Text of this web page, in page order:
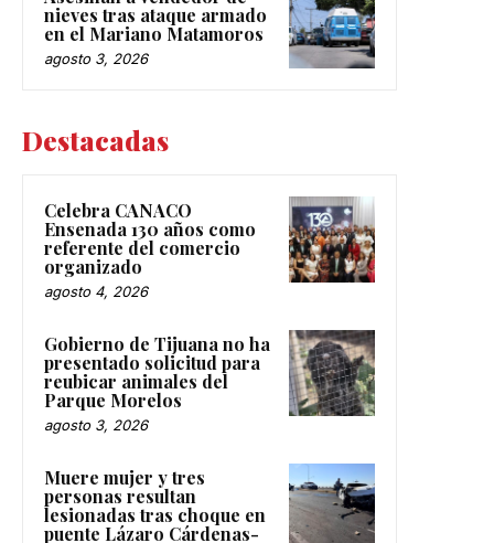
nieves tras ataque armado
en el Mariano Matamoros
agosto 3, 2026
Destacadas
Celebra CANACO
Ensenada 130 años como
referente del comercio
organizado
agosto 4, 2026
Gobierno de Tijuana no ha
presentado solicitud para
reubicar animales del
Parque Morelos
agosto 3, 2026
Muere mujer y tres
personas resultan
lesionadas tras choque en
puente Lázaro Cárdenas-